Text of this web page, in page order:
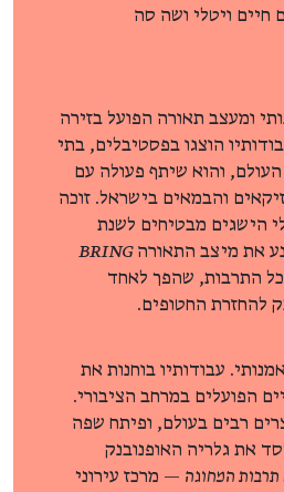
ומעצב תאורה הפועל בזירה
הוצגו בפסטיבלים, בתי
והוא שיתף פעולה עם
והבמאים בישראל. זוכה
הישגים מבטיחים לשנת
BRING
התרבות, שהפך לאחד
להחזרת החטופים.
עבודותיו בוחנות את
הפועלים במרחב הציבורי.
רבים בעולם, ופיתח שפה
את גלריה האופנובנק
תרבות המחוגה — מרכז עירוני